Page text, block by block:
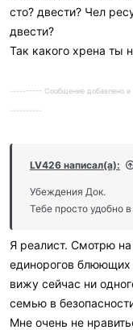
сто? двести? Чел
двести?
Так какого хрена ты
---------- Сообщение добавлено
----------
LV426 написал(а):
Убеждения Док.
Тебе просто удобно
Я реалист. Смотрю
единорогов
вижу сейчас ни
семью в
Мне очень не